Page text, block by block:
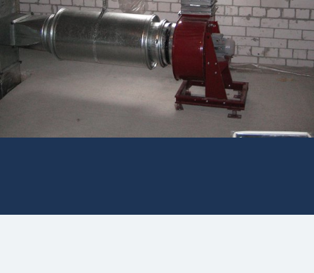
поверхности стали препятствует
окислительным реакциям, способствующим
разрушению металла.